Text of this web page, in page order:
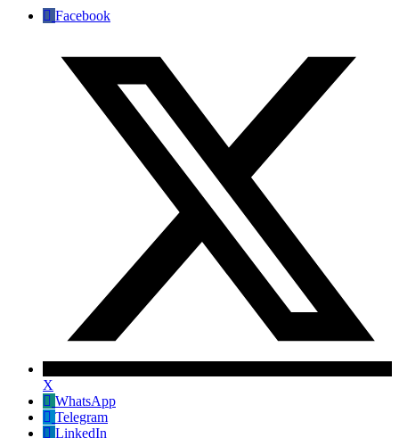
Facebook
X
WhatsApp
Telegram
LinkedIn